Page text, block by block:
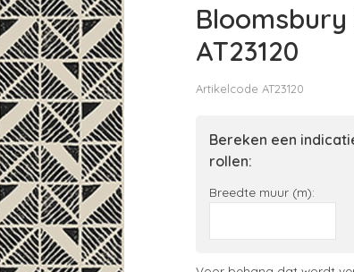
AT23120
Artikelcode AT23120
Bereken een
rollen:
Breedte muur (m):